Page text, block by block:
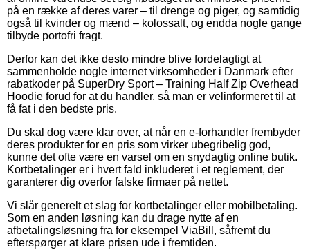
på en række af deres varer – til drenge og piger, og samtidig
også til kvinder og mænd – kolossalt, og endda nogle gange
tilbyde portofri fragt.
Derfor kan det ikke desto mindre blive fordelagtigt at
sammenholde nogle internet virksomheder i Danmark efter
rabatkoder på SuperDry Sport – Training Half Zip Overhead
Hoodie forud for at du handler, så man er velinformeret til at
få fat i den bedste pris.
Du skal dog være klar over, at når en e-forhandler frembyder
deres produkter for en pris som virker ubegribelig god,
kunne det ofte være en varsel om en snydagtig online butik.
Kortbetalinger er i hvert fald inkluderet i et reglement, der
garanterer dig overfor falske firmaer på nettet.
Vi slår generelt et slag for kortbetalinger eller mobilbetaling.
Som en anden løsning kan du drage nytte af en
afbetalingsløsning fra for eksempel ViaBill, såfremt du
efterspørger at klare prisen ude i fremtiden.